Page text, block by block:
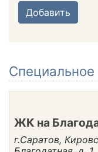
Добавить
ЖК на
г.Саратов,